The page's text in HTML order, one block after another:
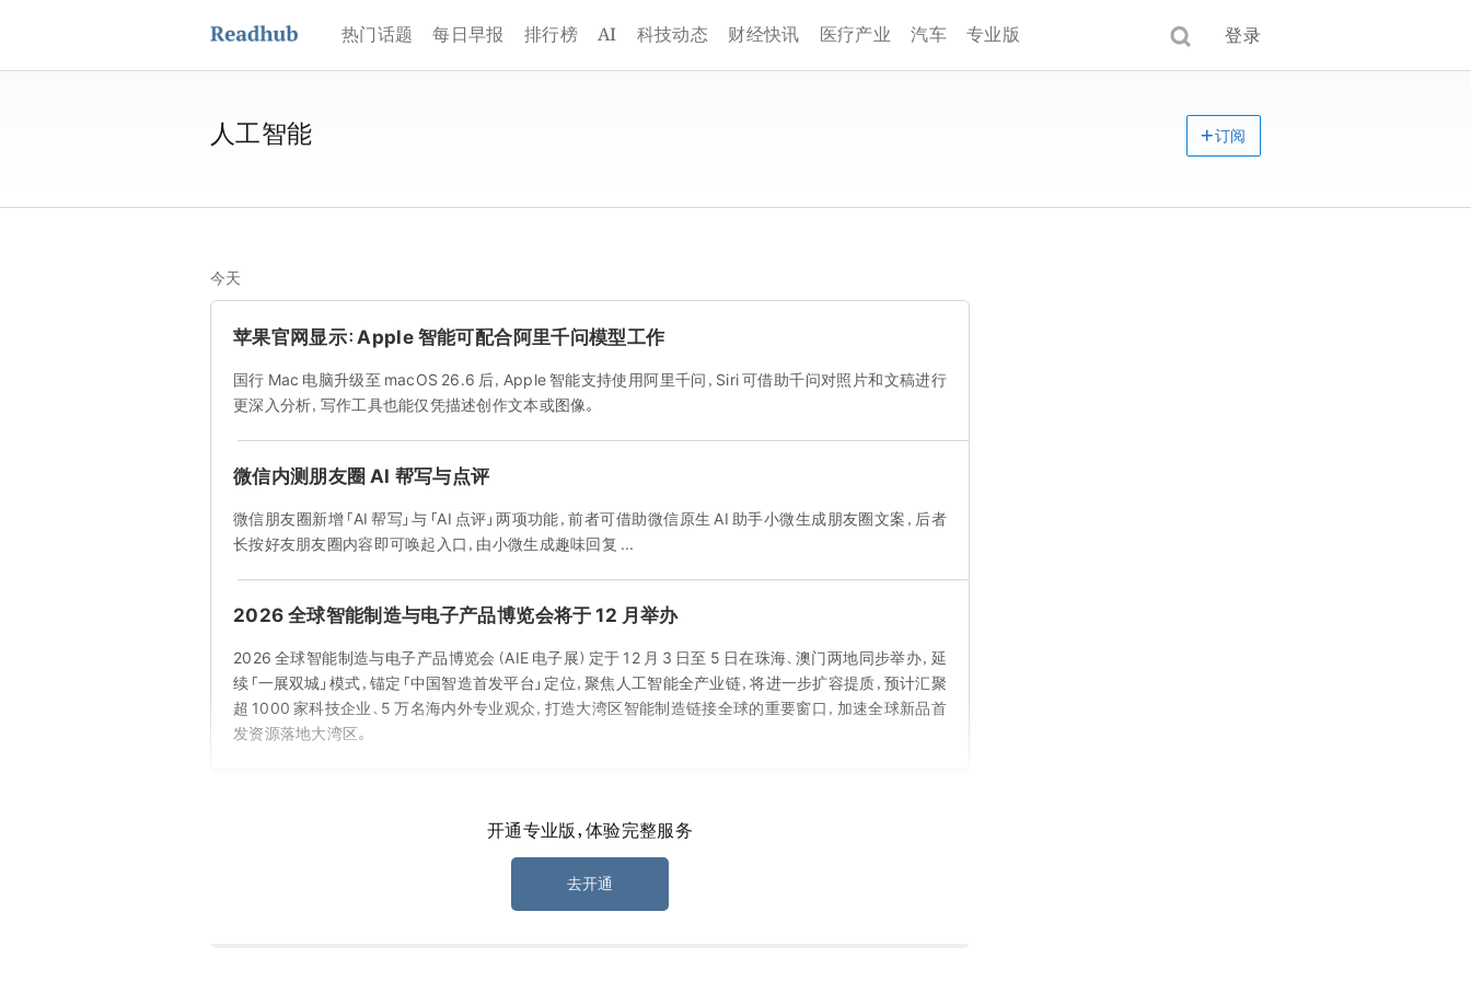
热门话题 每日早报 排行榜 AI 科技动态 财经快讯 医疗产业 汽车 专业版 登录
人工智能 订阅
今天
苹果官网显示：Apple 智能可配合阿里千问模型工作
国行 Mac 电脑升级至 macOS 26.6 后，Apple 智能支持使用阿里千问，Siri 可借助千问对照片和文稿进行
更深入分析，写作工具也能仅凭描述创作文本或图像。
微信内测朋友圈 AI 帮写与点评
微信朋友圈新增「AI 帮写」与「AI 点评」两项功能，前者可借助微信原生 AI 助手小微生成朋友圈文案，后者
长按好友朋友圈内容即可唤起入口，由小微生成趣味回复 ...
2026 全球智能制造与电子产品博览会将于 12 月举办
2026 全球智能制造与电子产品博览会（AIE 电子展）定于 12 月 3 日至 5 日在珠海、澳门两地同步举办，延
续「一展双城」模式，锚定「中国智造首发平台」定位，聚焦人工智能全产业链，将进一步扩容提质，预计汇聚
超 1000 家科技企业、5 万名海内外专业观众，打造大湾区智能制造链接全球的重要窗口，加速全球新品首
发资源落地大湾区。
王兴兴回应 DeepSeek 参与宇树科技 IPO 战略配售
8 月 6 日晚间，宇树科技披露其 IPO 战略配售投资者名单，包含 DeepSeek 母公司深度求索 ...
开通专业版，体验完整服务
去开通